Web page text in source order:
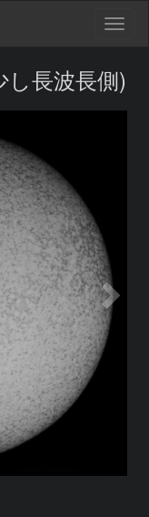
長波長側)